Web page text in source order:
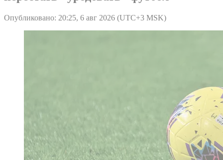
Опубликовано: 20:25, 6 авг 2026 (UTC+3 MSK)